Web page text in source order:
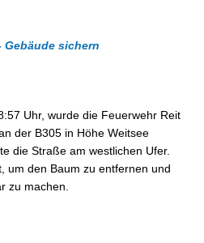
Gebäude sichern
Uhr, wurde die Feuerwehr Reit
der B305 in Höhe Weitsee
die Straße am westlichen Ufer.
um den Baum zu entfernen und
zu machen.